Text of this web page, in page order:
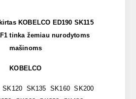
KOBELCO ED190 SK115
tinka žemiau nurodytoms
mašinoms
KOBELCO
SK120 SK135 SK160 SK200